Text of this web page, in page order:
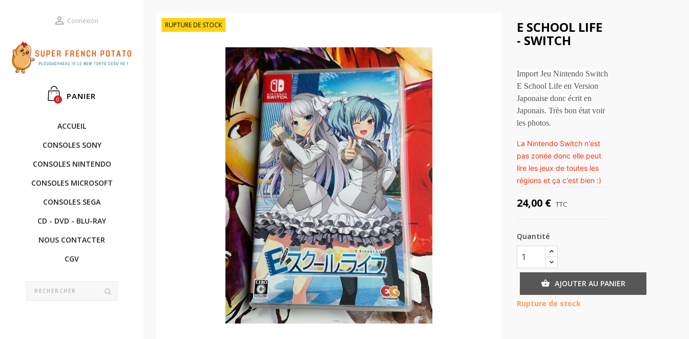
 Connexion
PANIER
0
ACCUEIL
CONSOLES SONY
CONSOLES NINTENDO
CONSOLES MICROSOFT
CONSOLES SEGA
CD - DVD - BLU-RAY
NOUS CONTACTER
CGV
RUPTURE DE STOCK E SCHOOL LIFE
- SWITCH
Import Jeu Nintendo Switch
E School Life en Version
Japonaise donc écrit en
Japonais. Très bon état voir
les photos.
La Nintendo Switch n'est
pas zonée donc elle peut
lire les jeux de toutes les
régions et ça c'est bien :)
24,00 € TTC
Quantité
 AJOUTER AU PANIER
Rupture de stock